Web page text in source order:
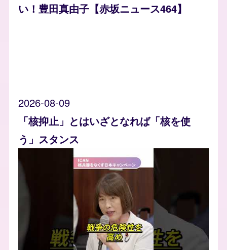
い！豊田真由子【赤坂ニュース464】
2026-08-09
「核抑止」とはいざとなれば「核を使
う」スタンス